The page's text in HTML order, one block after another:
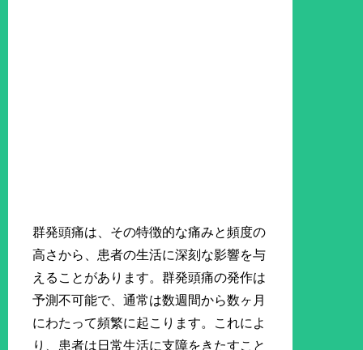
群発頭痛は、その特徴的な痛みと頻度の
高さから、患者の生活に深刻な影響を与
えることがあります。群発頭痛の発作は
予測不可能で、通常は数週間から数ヶ月
にわたって頻繁に起こります。これによ
り、患者は日常生活に支障をきたすこと